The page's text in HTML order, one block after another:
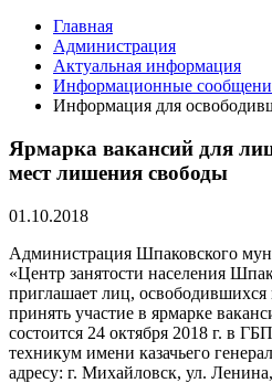
Главная
Администрация
Актуальная информация
Информационные
Информация для
Ярмарка вакансий для
мест лишения свободы
01.10.2018
Администрация Шпаковского
«Центр занятости населения
приглашает лиц,
принять участие в ярмарке
состоится 24 октября 2018 г. в
техникум имени казачьего
адресу: г. Михайловск, ул.